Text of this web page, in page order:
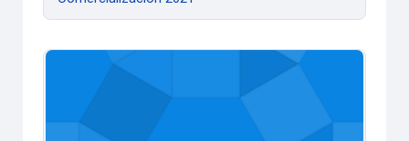
Complementacion Curricular Carrera Contador Público -